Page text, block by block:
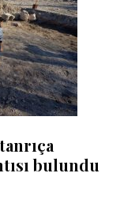
bulundu